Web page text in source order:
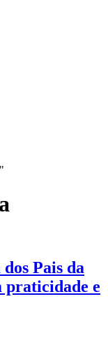
Pais da
praticidade e